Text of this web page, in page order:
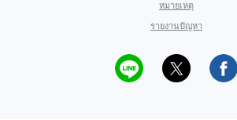
หมายเหตุ
รายงานปัญหา